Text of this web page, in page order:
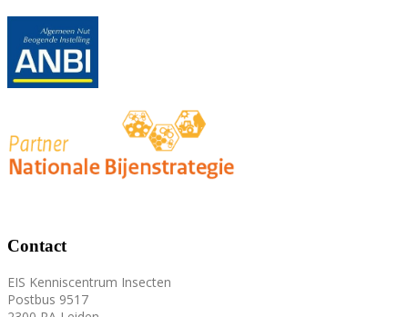
Contact
EIS Kenniscentrum Insecten
Postbus 9517